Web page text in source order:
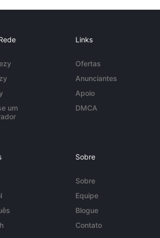
um
Links
Ofertas
Anunciantes
Apoio
DMCA
Sobre
Sobre
Equipe
Blogue
Contato